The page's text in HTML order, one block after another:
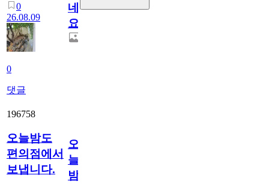
0
26.08.09
0
댓글
네
요.
196758
오늘밤도
편의점에서
보냅니다.
오
늘
밤